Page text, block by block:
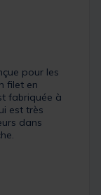
pour les
filet en
fabriquée à
est très
dans